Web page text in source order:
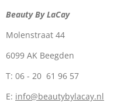
Beauty By LaCay
Molenstraat 44
6099 AK Beegden
T: 06 - 20 61 96 57
E: info@beautybylacay.nl